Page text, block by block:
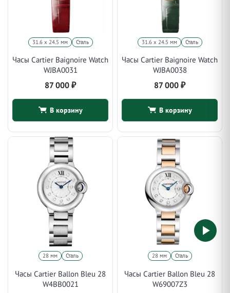
31.6 x 24.5 мм Сталь
Часы Cartier Baignoire Watch
WJBA0031
87 000 ₽
В корзину
31.6 x 24.5 мм Сталь
Часы Cartier Baignoire Watch
WJBA0038
87 000 ₽
В корзину
28 мм Сталь
Часы Cartier Ballon Bleu 28
W4BB0021
28 мм Сталь
Часы Cartier Ballon Bleu 28
W69007Z3